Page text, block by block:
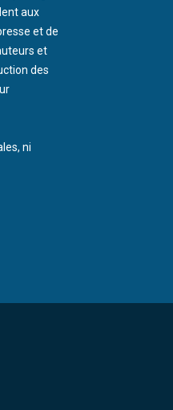
aux
et de
et
des
ni